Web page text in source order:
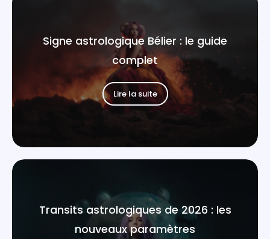
Signe astrologique Bélier : le guide
complet
Lire la suite
Transits astrologiques de 2026 : les
nouveaux paramètres